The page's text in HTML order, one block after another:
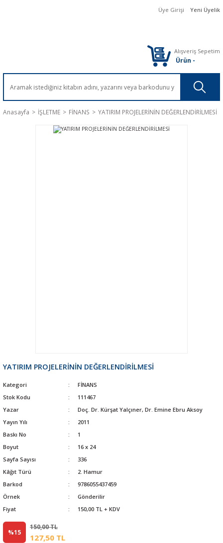
Üye Girişi Yeni Üyelik
Alışveriş Sepetim
Ürün -
Anasayfa İŞLETME FİNANS YATIRIM PROJELERİNİN DEĞERLENDİRİLMESİ
YATIRIM PROJELERİNİN DEĞERLENDİRİLMESİ
Kategori
FİNANS
Stok Kodu
111467
Yazar
Doç. Dr. Kürşat Yalçıner, Dr. Emine Ebru Aksoy
Yayın Yılı
2011
Baskı No
1
Boyut
16 x 24
Sayfa Sayısı
336
Kâğıt Türü
2. Hamur
Barkod
9786055437459
Örnek
Gönderilir
Fiyat
150,00 TL + KDV
%15
150,00 TL
127,50 TL